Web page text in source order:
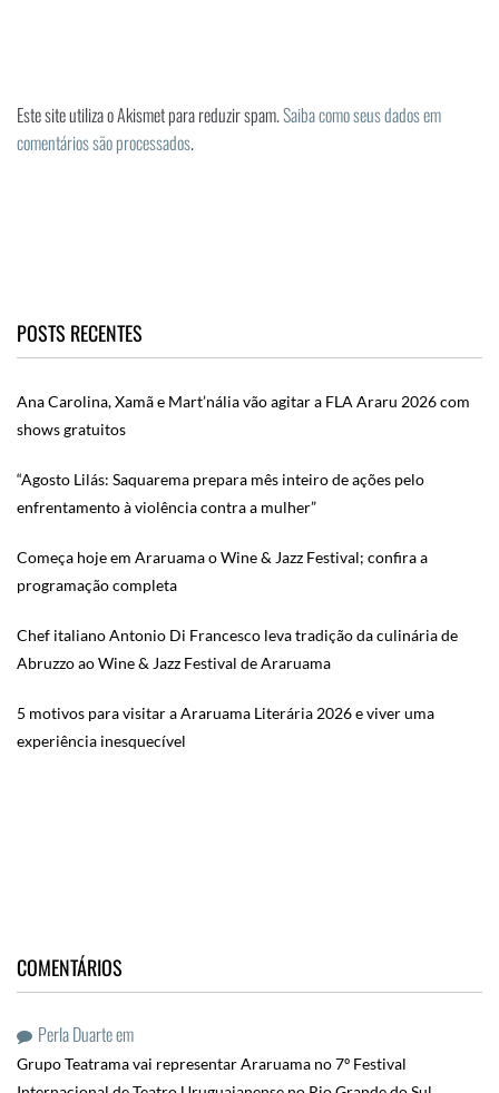
Este site utiliza o Akismet para reduzir spam.Saiba como seus dados em
comentários são processados.
POSTS RECENTES
Ana Carolina, Xamã e Mart’nália vão agitar a FLA Araru 2026 com
shows gratuitos
“Agosto Lilás: Saquarema prepara mês inteiro de ações pelo
enfrentamento à violência contra a mulher”
Começa hoje em Araruama o Wine & Jazz Festival; confira a
programação completa
Chef italiano Antonio Di Francesco leva tradição da culinária de
Abruzzo ao Wine & Jazz Festival de Araruama
5 motivos para visitar a Araruama Literária 2026 e viver uma
experiência inesquecível
COMENTÁRIOS
Perla Duarteem
Grupo Teatrama vai representar Araruama no 7º Festival